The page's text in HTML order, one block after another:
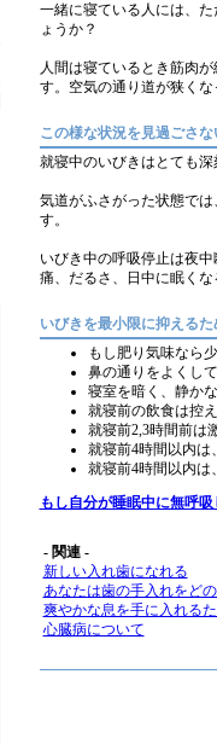
一緒に寝ている人には、
ょうか？
人間は寝ているとき筋肉
す。空気の通り道が狭く
この様な状況を見過ごさ
就寝中のいびきはとても
気道がふさがった状態で
す。
いびき中の呼吸停止は夜
痛、だるさ、日中に眠く
いびきを最小限に抑えるた
もし肥り気味なら
鼻の通りをよくし
寝室を暗く、静か
就寝前の飲食は控
就寝前2,3時間前は
就寝前4時間以内は
就寝前4時間以内は
もし自分が睡眠中に無呼
- 関連 -
新しい入れ歯になれる
あなたは歯の手入れをど
爽やかな息を手に入れる
心臓病について